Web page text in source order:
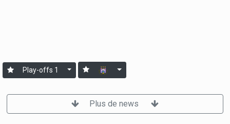
Play-offs 1
Plus de news